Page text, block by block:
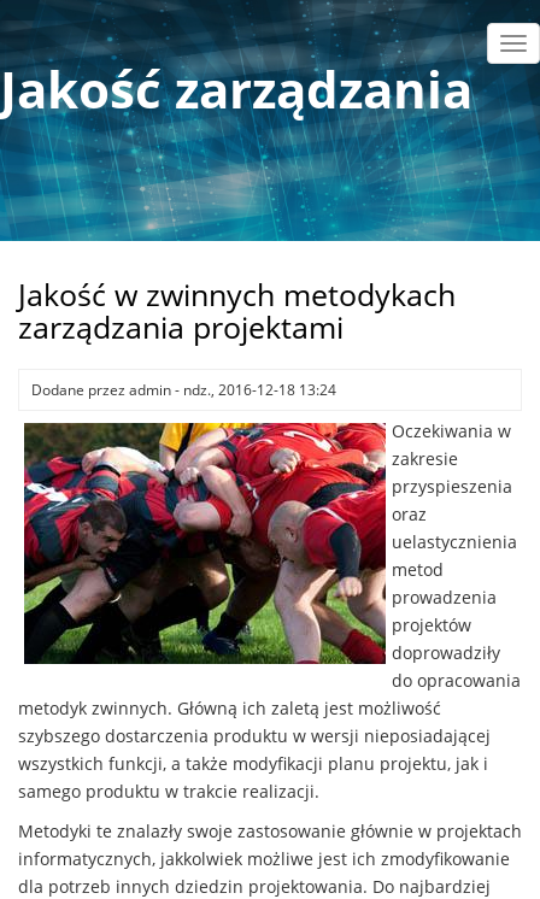
treści
Jakość zarządzania
Jakość w zwinnych metodykach
zarządzania projektami
Dodane przez admin- ndz., 2016-12-18 13:24
Oczekiwania w
zakresie
przyspieszenia
oraz
uelastycznienia
metod
prowadzenia
projektów
doprowadziły
do opracowania
metodyk zwinnych. Główną ich zaletą jest możliwość
szybszego dostarczenia produktu w wersji nieposiadającej
wszystkich funkcji, a także modyfikacji planu projektu, jak i
samego produktu w trakcie realizacji.
Metodyki te znalazły swoje zastosowanie głównie w projektach
informatycznych, jakkolwiek możliwe jest ich zmodyfikowanie
dla potrzeb innych dziedzin projektowania. Do najbardziej